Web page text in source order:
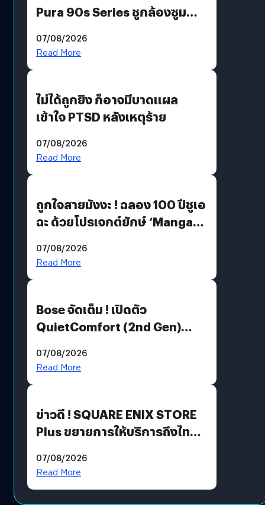
Pura 90s Series ชูกล้องซูม
07/08/2026
Read More
ไม่ได้ถูกยิง ก็อาจมีบาดแผล
เข้าใจ PTSD หลังเหตุร้าย
07/08/2026
Read More
ถูกใจสายมังงะ ! ฉลอง 100 ปีชูเอ
ฉะ ด้วยโปรเจกต์ยักษ์ ‘Manga
มีภาษาไทยด้วย
07/08/2026
Read More
Bose จัดเต็ม ! เปิดตัว
QuietComfort (2nd Gen)
07/08/2026
Read More
ข่าวดี ! SQUARE ENIX STORE
Plus ขยายการให้บริการถึงไทย
โดยตรง
07/08/2026
Read More